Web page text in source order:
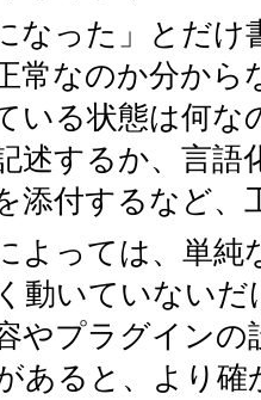
なった」とだけ
常なのか分か
いる状態は何な
述するか、言語
添付するなど、
よっては、単純
動いていない
やプラグインの
あると、より